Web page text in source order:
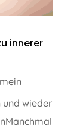
innerer
und wieder